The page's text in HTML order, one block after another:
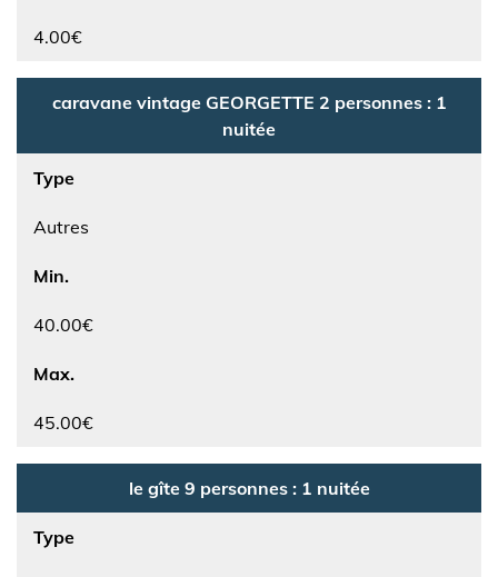
4.00€
caravane vintage GEORGETTE 2 personnes : 1
nuitée
Type
Autres
Min.
40.00€
Max.
45.00€
le gîte 9 personnes : 1 nuitée
Type